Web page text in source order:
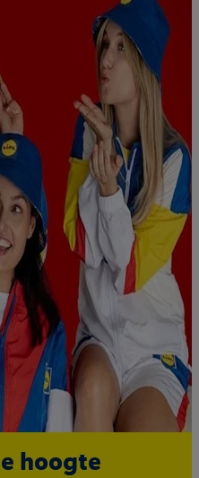
hoogte